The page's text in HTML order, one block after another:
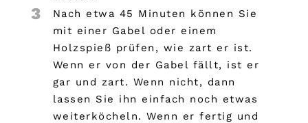
3
Nach etwa 45 Minuten können Sie
mit einer Gabel oder einem
Holzspieß prüfen, wie zart er ist.
Wenn er von der Gabel fällt, ist er
gar und zart. Wenn nicht, dann
lassen Sie ihn einfach noch etwas
weiterköcheln. Wenn er fertig und